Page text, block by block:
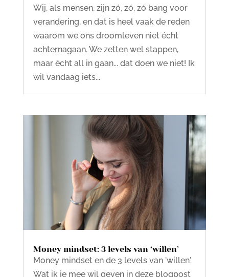
Wij, als mensen, zijn zó, zó, zó bang voor
verandering, en dat is heel vaak de reden
waarom we ons droomleven niet écht
achternagaan. We zetten wel stappen,
maar écht all in gaan... dat doen we niet! Ik
wil vandaag iets...
Money mindset: 3 levels van ‘willen’
Money mindset en de 3 levels van 'willen'.
Wat ik je mee wil geven in deze blogpost